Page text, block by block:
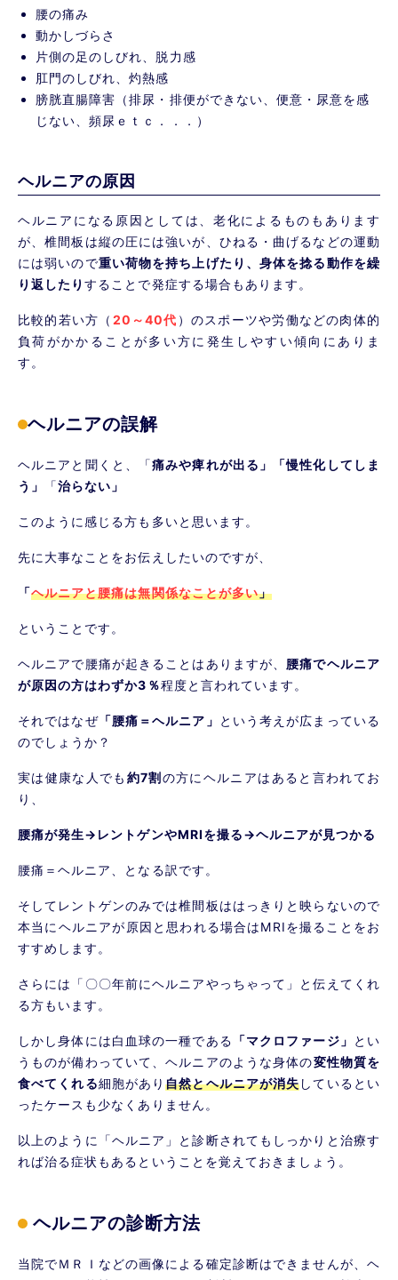
腰の痛み
動かしづらさ
片側の足のしびれ、脱力感
肛門のしびれ、灼熱感
膀胱直腸障害（排尿・排便ができない、便意・尿意を感
じない、頻尿ｅｔｃ．．．）
ヘルニアの原因
ヘルニアになる原因としては、老化によるものもあります
が、椎間板は縦の圧には強いが、ひねる・曲げるなどの運動
には弱いので重い荷物を持ち上げたり、身体を捻る動作を繰
り返したりすることで発症する場合もあります。
比較的若い方（ 20～40代 ）のスポーツや労働などの肉体的
負荷がかかることが多い方に発生しやすい傾向にありま
す。
ヘルニアの誤解
ヘルニアと聞くと、「痛みや痺れが出る」「慢性化してしま
う」
「治らない」
このように感じる方も多いと思います。
先に大事なことをお伝えしたいのですが、
「ヘルニアと腰痛は無関係なことが多い」
ということです。
ヘルニアで腰痛が起きることはありますが、 腰痛でヘルニア
が原因の方はわずか3％程度と言われています。
それではなぜ「腰痛＝ヘルニア」 という考えが広まっている
のでしょうか？
実は健康な人でも 約7割 の方にヘルニアはあると言われてお
り、
腰痛が発生→ レントゲンやMRIを撮る→ヘルニアが見つかる
腰痛＝ヘルニア、となる訳です。
そしてレントゲンのみでは椎間板ははっきりと映らないので
本当にヘルニアが原因と思われる場合はMRIを撮ることをお
すすめします。
さらには「〇〇年前にヘルニアやっちゃって」と伝えてくれ
る方もいます。
しかし身体には白血球の一種である 「マクロファージ」 とい
うものが備わっていて、ヘルニアのような身体の変性物質を
食べてくれる細胞があり自然とヘルニアが消失しているとい
ったケースも少なくありません。
以上のように「ヘルニア」と診断されてもしっかりと治療す
れば治る症状もあるということを覚えておきましょう。
ヘルニアの診断方法
当院でＭＲＩなどの画像による確定診断はできませんが、ヘ